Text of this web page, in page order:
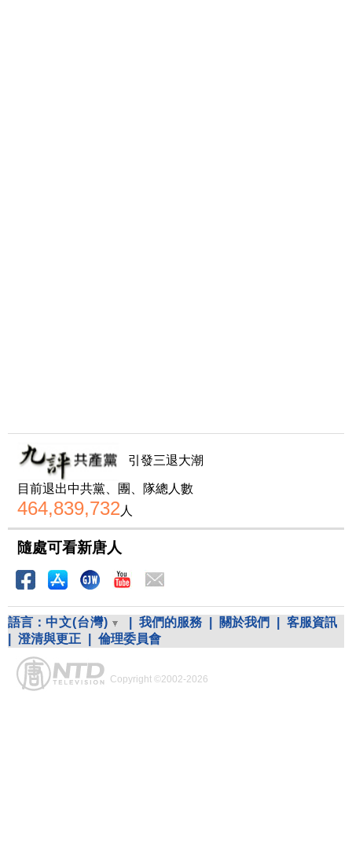
引發三退大潮
目前退出中共黨、團、隊總人數
464,839,732 人
隨處可看新唐人
語言： 中文(台灣) 我們的服務 關於我們
客服資訊
澄清與更正 倫理委員會
Copyright ©2002-2026